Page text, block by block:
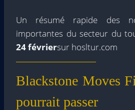
Un résumé rapide des
importantes du secteur du
24 févriersur hosltur.com
Blackstone Moves
pourrait passer